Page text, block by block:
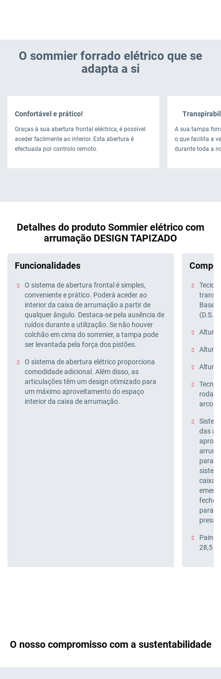
O sommier forrado elétrico que se
adapta a si
Confortável e prático!
Graças à sua abertura frontal eléctrica, é possível
aceder facilmente ao interior. Esta abertura é
efectuada por controlo remoto.
A sua tampa
o que facilita a
durante toda a
Detalhes do produto Sommier elétrico com
arrumação DESIGN TAPIZADO
Funcionalidades
O sistema de abertura frontal é simples,
conveniente e prático. Poderá aceder ao
interior da caixa de arrumação a partir de
qualquer ângulo. Destaca-se pela ausência de
ruídos durante a utilização. Se não houver
colchão em cima do sommier, a tampa pode
ser levantada pela força dos pistões.
O sistema de abertura elétrico proporciona
comodidade adicional. Além disso, as
articulações têm um design otimizado para
um máximo aproveitamento do espaço
interior da caixa de arrumação.
Tecido
Base
(D.S.)
Altura
Altura
Altura
arco
das
para
caixa
fecho
para
presa.
28,5
O nosso compromisso com a sustentabilidade